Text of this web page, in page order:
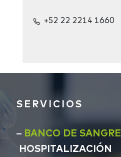
+52 22 2214 1660
SERVICIOS
BANCO DE SANGRE
HOSPITALIZACIÓN